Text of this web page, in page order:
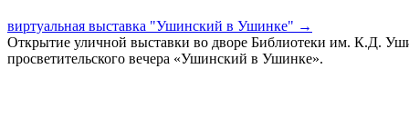
виртуальная выставка "Ушинский в Ушинке" →
Открытие уличной выставки во дворе Библиотеки им. К.Д.
просветительского вечера «Ушинский в Ушинке».